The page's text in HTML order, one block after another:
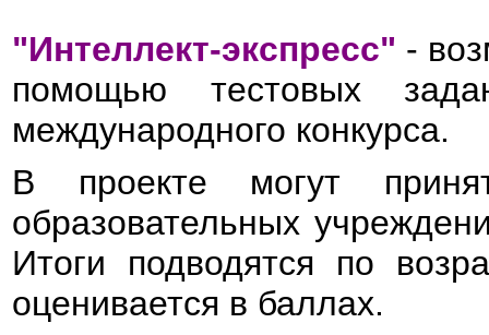
"Интеллект-экспресс" -
помощью тестовых
международного конкурса.
В проекте могут
образовательных
Итоги подводятся по
оценивается в баллах.